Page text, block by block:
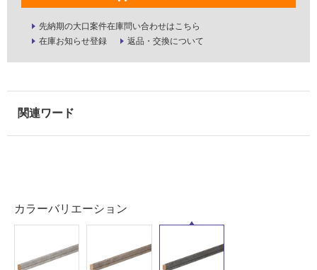
先納期の大口案件在庫問い合わせはこちら
在庫お知らせ登録
返品・交換について
カラーバリエーション
が
必
要
適
て
い
壁・